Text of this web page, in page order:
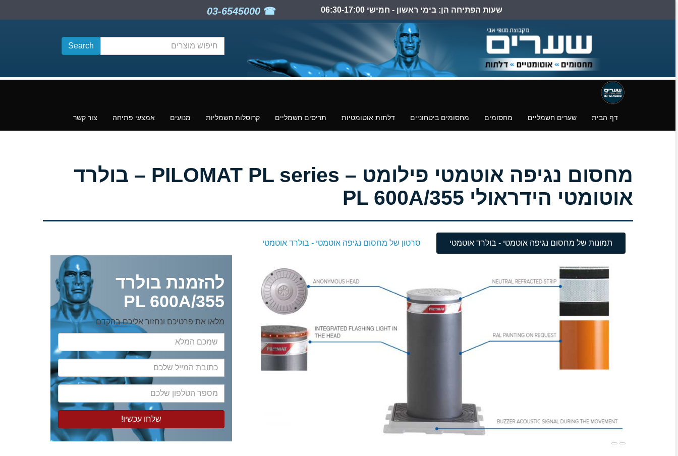
שעות הפתיחה הן: בימי ראשון - חמישי 06:30-17:00
חיפוש
תוכן
דף הבית שערים חשמליים מחסומים מחסומים ביטחוניים דלתות אוטומטיות תריסים חשמליים קרוסלות חשמליות מנועים אמצעי פתיחה צור קשר
מחסום נגיפה אוטמטי פילומט – PILOMAT PL series – בולרד
אוטומטי הידראולי 355/PL 600A
תמונות של מחסום נגיפה אוטמטי - בולרד אוטמטי סרטון של מחסום נגיפה אוטמטי - בולרד אוטמטי
להזמנת בולרד
355/PL 600A
מלאו את פרטיכם ונחזור אליכם בהקדם
שמכם
המלא
כתובת
המייל
שלכם
מספר
הטלפון
שלכם